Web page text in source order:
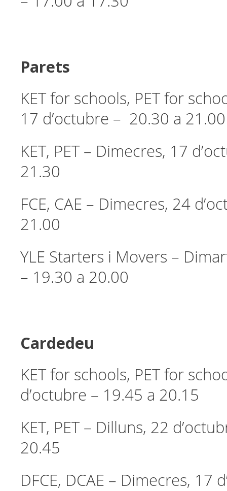
Parets
KET for schools, PET for
17 d’octubre – 20.30 a 21.00
KET, PET – Dimecres, 17
21.30
FCE, CAE – Dimecres, 24
21.00
YLE Starters i Movers –
– 19.30 a 20.00
Cardedeu
KET for schools, PET for
d’octubre – 19.45 a 20.15
KET, PET – Dilluns, 22
20.45
DFCE, DCAE – Dimecres, 17